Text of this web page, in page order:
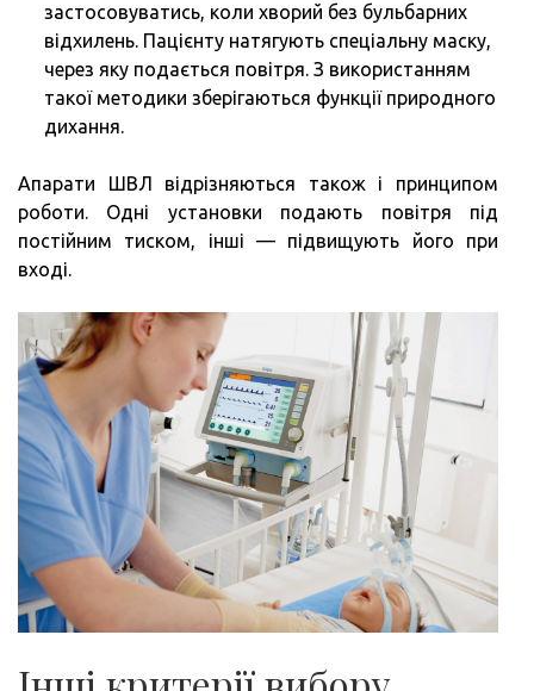
застосовуватись, коли хворий без бульбарних
відхилень. Пацієнту натягують спеціальну маску,
через яку подається повітря. З використанням
такої методики зберігаються функції природного
дихання.
Апарати ШВЛ відрізняються також і принципом
роботи. Одні установки подають повітря під
постійним тиском, інші — підвищують його при
вході.